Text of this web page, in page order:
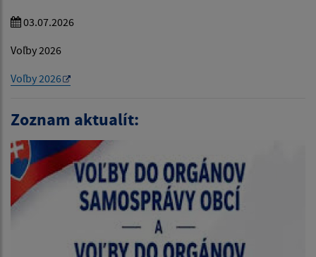
03.07.2026
Voľby 2026
Voľby 2026
Zoznam aktualít: